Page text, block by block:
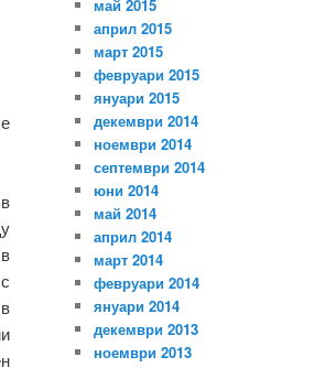
май 2015
април 2015
март 2015
февруари 2015
януари 2015
декември 2014
ноември 2014
септември 2014
юни 2014
май 2014
април 2014
март 2014
февруари 2014
януари 2014
декември 2013
ноември 2013